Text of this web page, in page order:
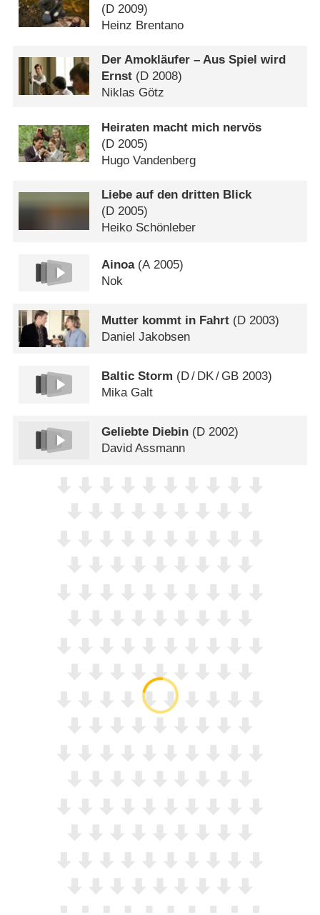
(D 2009)
Heinz Brentano
Der Amokläufer – Aus Spiel wird
Ernst (D 2008)
Niklas Götz
Heiraten macht mich nervös
(D 2005)
Hugo Vandenberg
Liebe auf den dritten Blick
(D 2005)
Heiko Schönleber
Ainoa(A2005)
Nok
Mutter kommt in Fahrt (D 2003)
Daniel Jakobsen
Baltic Storm (D/ DK/ GB 2003)
Mika Galt
Geliebte Diebin (D 2002)
David Assmann